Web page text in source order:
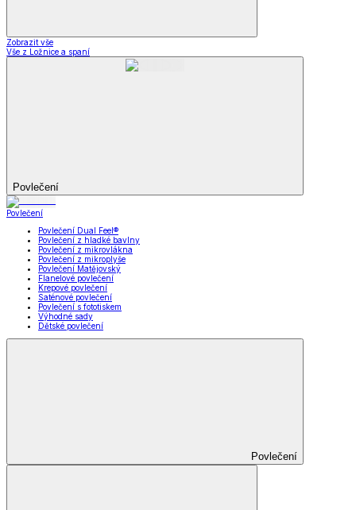
Zobrazit vše
Vše z Ložnice a spaní
Povlečení
Povlečení
Povlečení Dual Feel®
Povlečení z hladké bavlny
Povlečení z mikrovlákna
Povlečení z mikroplyše
Povlečení Matějovský
Flanelové povlečení
Krepové povlečení
Saténové povlečení
Povlečení s fototiskem
Výhodné sady
Dětské povlečení
Povlečení